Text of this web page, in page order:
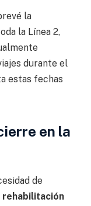
la
la Línea 2,
durante el
estas fechas
en la
de
rehabilitación